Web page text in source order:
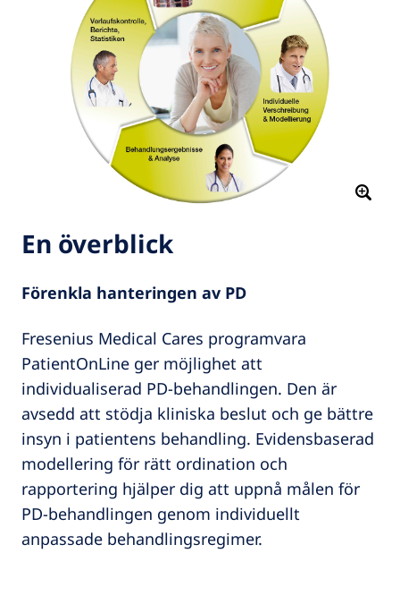
En överblick
Förenkla hanteringen av PD
Fresenius Medical Cares programvara
PatientOnLine ger möjlighet att
individualiserad PD-behandlingen. Den är
avsedd att stödja kliniska beslut och ge bättre
insyn i patientens behandling. Evidensbaserad
modellering för rätt ordination och
rapportering hjälper dig att uppnå målen för
PD-behandlingen genom individuellt
anpassade behandlingsregimer.